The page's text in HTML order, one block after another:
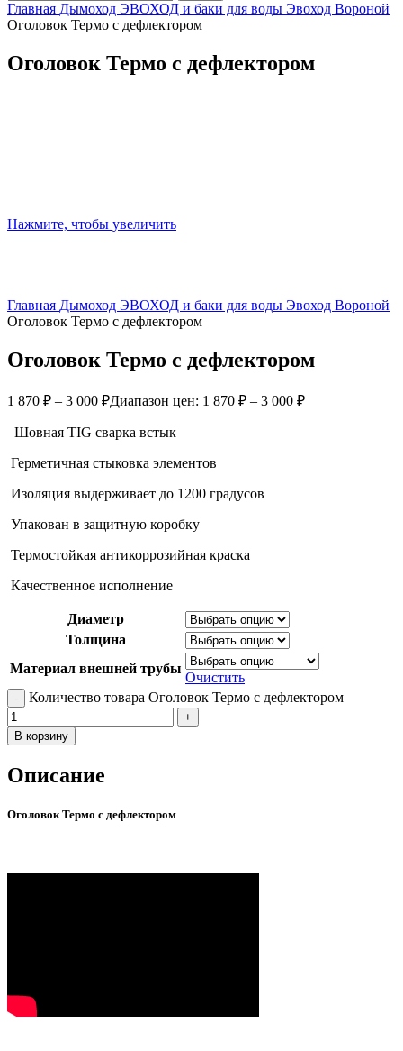
Главная Дымоход ЭВОХОД и баки для воды Эвоход Вороной
Оголовок Термо с дефлектором
Оголовок Термо с дефлектором
Нажмите, чтобы увеличить
Главная Дымоход ЭВОХОД и баки для воды Эвоход Вороной
Оголовок Термо с дефлектором
Оголовок Термо с дефлектором
1 870 ₽ – 3 000 ₽Диапазон цен: 1 870 ₽ – 3 000 ₽
Шовная TIG сварка встык
Герметичная стыковка элементов
Изоляция выдерживает до 1200 градусов
Упакован в защитную коробку
Термостойкая антикоррозийная краска
Качественное исполнение
Диаметр
Толщина
Материал внешней трубы
Очистить
Количество товара Оголовок Термо с дефлектором
В корзину
Описание
Оголовок Термо с дефлектором